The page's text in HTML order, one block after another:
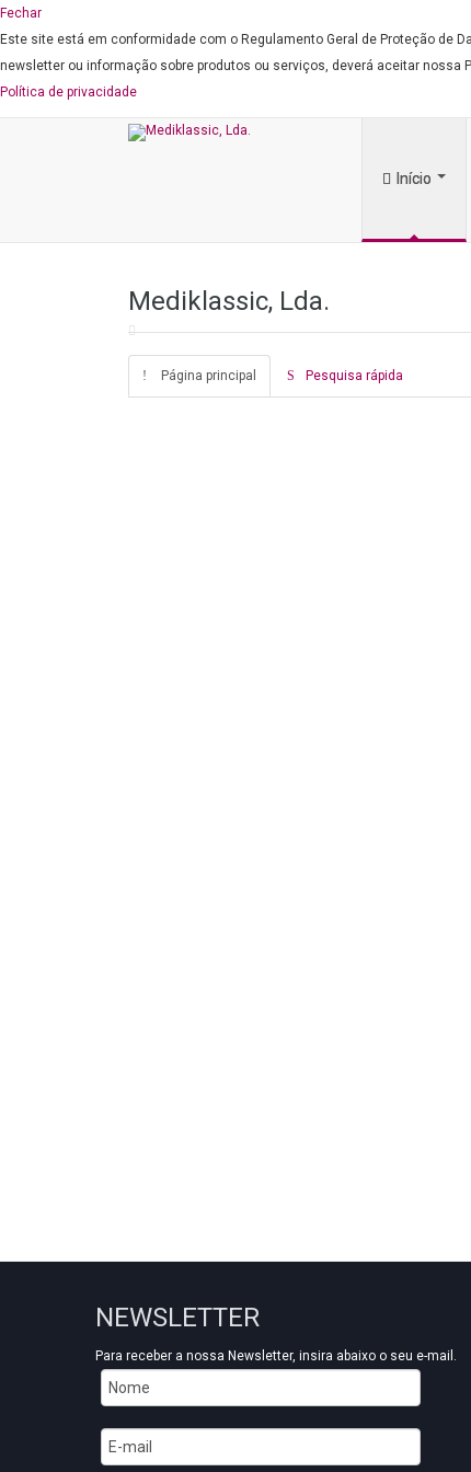
Fechar
Este site está em conformidade com o Regulamento Geral de Proteção de
newsletter ou informação sobre produtos ou serviços, deverá aceitar
Política de privacidade
Início
Mediklassic, Lda.
Página principal Pesquisa rápida
NEWSLETTER
Para receber a nossa Newsletter, insira abaixo o seu e-mail.